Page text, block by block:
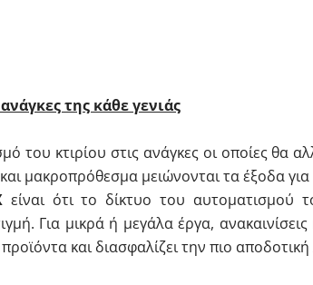
της κάθε γενιάς
του κτιρίου στις ανάγκες οι οποίες θα
μακροπρόθεσμα μειώνονται τα έξοδα
είναι ότι το δίκτυο του αυτοματισμού
Για μικρά ή μεγάλα έργα,
και διασφαλίζει την πιο